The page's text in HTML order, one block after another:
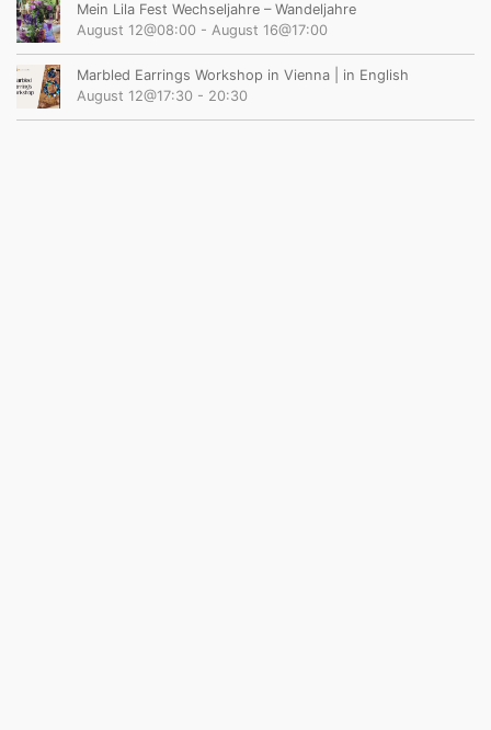
Mein Lila Fest Wechseljahre – Wandeljahre
August 12@08:00 - August 16@17:00
Marbled Earrings Workshop in Vienna | in English
August 12@17:30 - 20:30